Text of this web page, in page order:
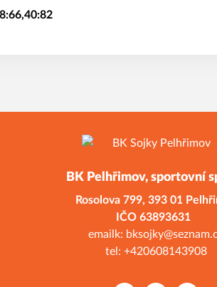
BK Pelhřimov, sportovní
Rosolova 799, 393 01
emailk:
tel: +420608143908